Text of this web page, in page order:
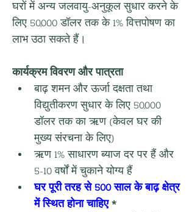
घरों में अन्य जलवायु-अनुकूल सुधार करने के
लिए 50,000 डॉलर तक के 1% वित्तपोषण का
लाभ उठा सकते हैं।
कार्यक्रम विवरण और पात्रता
बाढ़ शमन और ऊर्जा दक्षता तथा
विद्युतीकरण सुधार के लिए 50,000
डॉलर तक का ऋण (केवल घर की
मुख्य संरचना के लिए)
ऋण 1% साधारण ब्याज दर पर हैं और
5-10 वर्षों में चुकाने योग्य हैं
घर पूरी तरह से 500 साल के बाढ़ क्षेत्र
में स्थित होना चाहिए *